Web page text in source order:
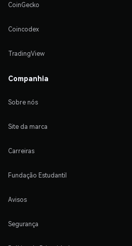
CoinGecko
Coincodex
TradingView
Companhia
Sobre nós
Site da marca
Carreiras
Fundação Estudantil
Avisos
Segurança